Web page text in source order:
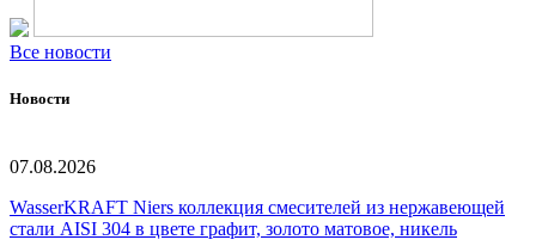
Все новости
Новости
07.08.2026
WasserKRAFT Niers коллекция смесителей из нержавеющей
стали AISI 304 в цвете графит, золото матовое, никель